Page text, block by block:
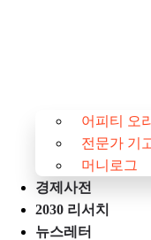
어피티 오
전문가 기
머니로그
경제사전
2030 리서치
뉴스레터